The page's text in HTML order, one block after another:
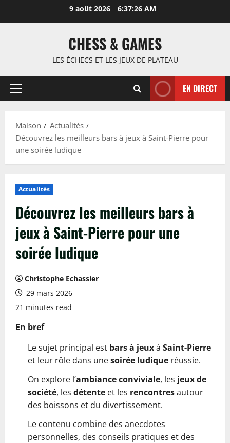
9 août 2026 6:37:27 AM
CHESS & GAMES
LES ÉCHECS ET LES JEUX DE PLATEAU
Menu
EN DIRECT
Maison
Actualités
Découvrez les meilleurs bars à jeux à Saint-Pierre pour
une soirée ludique
Actualités
Découvrez les meilleurs bars à
jeux à Saint-Pierre pour une
soirée ludique
Christophe Echassier
29 mars 2026
21 minutes read
En bref
Le sujet principal est bars à jeuxà Saint-Pierre
et leur rôle dans unesoirée ludique réussie.
On explore l’ambiance conviviale, les jeux de
société, les détente et les rencontresautour
des boissons et du divertissement.
Le contenu combine des anecdotes
personnelles, des conseils pratiques et des